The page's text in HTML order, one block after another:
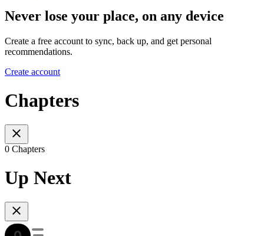
Never lose your place, on any device
Create a free account to sync, back up, and get personal
recommendations.
Create account
Chapters
0 Chapters
Up Next